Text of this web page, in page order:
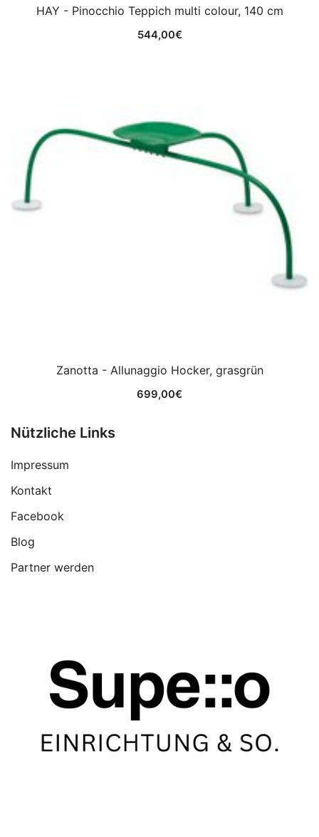
HAY - Pinocchio Teppich multi colour, 140 cm
544,00€
Zanotta - Allunaggio Hocker, grasgrün
699,00€
Nützliche Links
Impressum
Kontakt
Facebook
Blog
Partner werden